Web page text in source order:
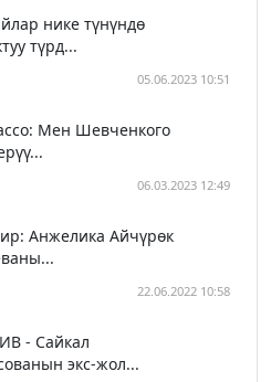
нике түнүндө
түрд...
05.06.2023 10:51
Мен Шевченкого
06.03.2023 12:49
Анжелика Айчүрөк
22.06.2022 10:58
- Сайкал
экс-жол...